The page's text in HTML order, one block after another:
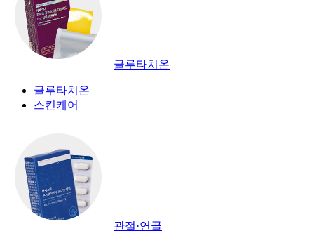
글루타치온
글루타치온
스킨케어
관절·연골